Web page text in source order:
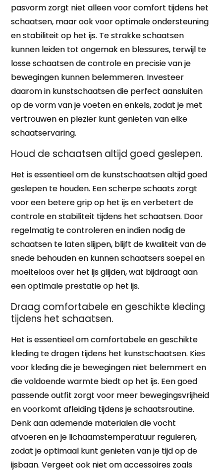
pasvorm zorgt niet alleen voor comfort tijdens het
schaatsen, maar ook voor optimale ondersteuning
en stabiliteit op het ijs. Te strakke schaatsen
kunnen leiden tot ongemak en blessures, terwijl te
losse schaatsen de controle en precisie van je
bewegingen kunnen belemmeren. Investeer
daarom in kunstschaatsen die perfect aansluiten
op de vorm van je voeten en enkels, zodat je met
vertrouwen en plezier kunt genieten van elke
schaatservaring.
Houd de schaatsen altijd goed geslepen.
Het is essentieel om de kunstschaatsen altijd goed
geslepen te houden. Een scherpe schaats zorgt
voor een betere grip op het ijs en verbetert de
controle en stabiliteit tijdens het schaatsen. Door
regelmatig te controleren en indien nodig de
schaatsen te laten slijpen, blijft de kwaliteit van de
snede behouden en kunnen schaatsers soepel en
moeiteloos over het ijs glijden, wat bijdraagt aan
een optimale prestatie op het ijs.
Draag comfortabele en geschikte kleding
tijdens het schaatsen.
Het is essentieel om comfortabele en geschikte
kleding te dragen tijdens het kunstschaatsen. Kies
voor kleding die je bewegingen niet belemmert en
die voldoende warmte biedt op het ijs. Een goed
passende outfit zorgt voor meer bewegingsvrijheid
en voorkomt afleiding tijdens je schaatsroutine.
Denk aan ademende materialen die vocht
afvoeren en je lichaamstemperatuur reguleren,
zodat je optimaal kunt genieten van je tijd op de
ijsbaan. Vergeet ook niet om accessoires zoals